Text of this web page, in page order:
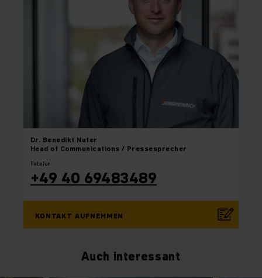
Dr. Benedikt Nufer
Head of Communications / Pressesprecher
Telefon
+49 40 69483489
KONTAKT AUFNEHMEN
Auch interessant